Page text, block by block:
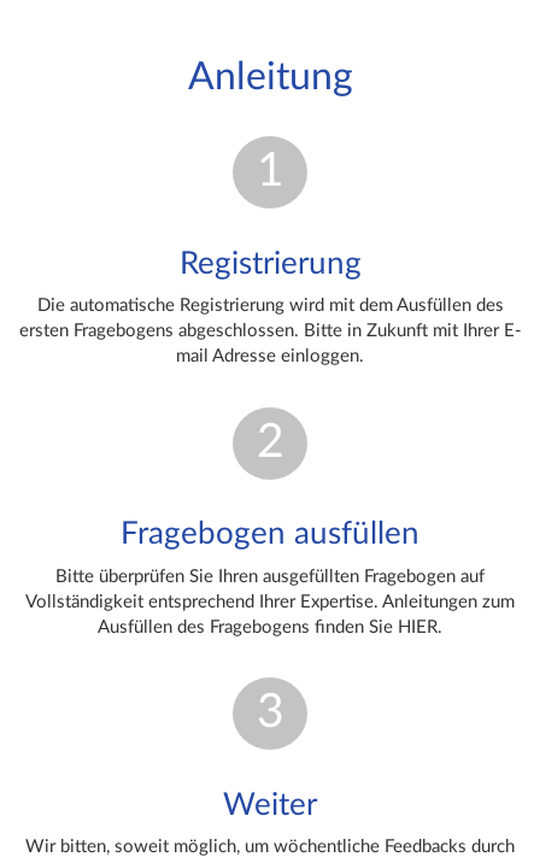
Anleitung
1
Registrierung
Die automatische Registrierung wird mit dem Ausfüllen des
ersten Fragebogens abgeschlossen. Bitte in Zukunft mit Ihrer E-
mail Adresse einloggen.
2
Fragebogen ausfüllen
Bitte überprüfen Sie Ihren ausgefüllten Fragebogen auf
Vollständigkeit entsprechend Ihrer Expertise. Anleitungen zum
Ausfüllen des Fragebogens finden Sie HIER.
3
Weiter
Wir bitten, soweit möglich, um wöchentliche Feedbacks durch